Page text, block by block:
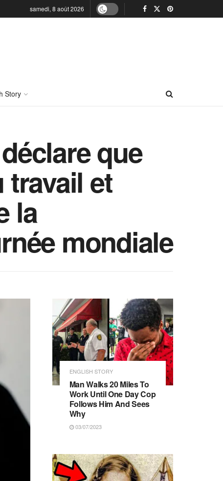
samedi, 8 août 2026
Story
que
travail et
la
mondiale
ENGLISH STORY
Man Walks 20 Miles To
Work Until One Day Cop
Follows Him And Sees
Why
03/07/2023